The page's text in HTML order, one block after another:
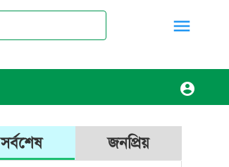
menu
account_circle
সর্বশেষ জনপ্রিয়